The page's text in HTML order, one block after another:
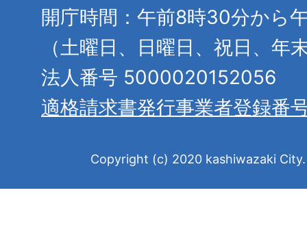
開庁時間：午前8時30分から
（土曜日、日曜日、祝日、年
法人番号 5000020152056
適格請求書発行事業者登録番
Copyright (c) 2020 kashiwazaki